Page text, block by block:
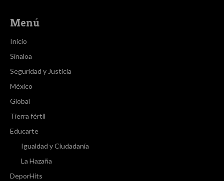
Menú
Inicio
Sinaloa
Seguridad y Justicia
México
Global
Tierra fértil
Educarte
Igualdad y Ciudadanía
La Hazaña
DeporHits